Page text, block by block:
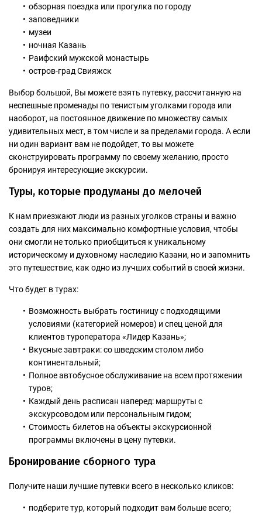
обзорная поездка или прогулка по городу
заповедники
музеи
ночная Казань
Раифский мужской монастырь
остров-град Свияжск
Выбор большой, Вы можете взять путевку, рассчитанную на
неспешные променады по тенистым уголками города или
наоборот, на постоянное движение по множеству самых
удивительных мест, в том числе и за пределами города. А если
ни один вариант вам не подойдет, то вы можете
сконструировать программу по своему желанию, просто
бронируя интересующие экскурсии.
Туры, которые продуманы до мелочей
К нам приезжают люди из разных уголков страны и важно
создать для них максимально комфортные условия, чтобы
они смогли не только приобщиться к уникальному
историческому и духовному наследию Казани, но и запомнить
это путешествие, как одно из лучших событий в своей жизни.
Что будет в турах:
Возможность выбрать гостиницу с подходящими
условиями (категорией номеров) и спец ценой для
клиентов туроператора «Лидер Казань»;
Вкусные завтраки: со шведским столом либо
континентальный;
Полное автобусное обслуживание на всем протяжении
туров;
Каждый день расписан наперед: маршруты с
экскурсоводом или персональным гидом;
Стоимость билетов на объекты экскурсионной
программы включены в цену путевки.
Бронирование сборного тура
Получите наши лучшие путевки всего в несколько кликов:
подберите тур, который подходит вам больше всего;